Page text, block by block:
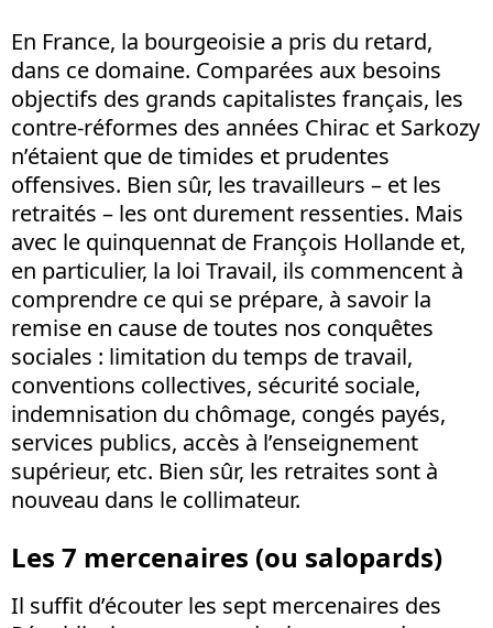
En France, la bourgeoisie a pris du retard,
dans ce domaine. Comparées aux besoins
objectifs des grands capitalistes français, les
contre-réformes des années Chirac et Sarkozy
n’étaient que de timides et prudentes
offensives. Bien sûr, les travailleurs – et les
retraités – les ont durement ressenties. Mais
avec le quinquennat de François Hollande et,
en particulier, la loi Travail, ils commencent à
comprendre ce qui se prépare, à savoir la
remise en cause de toutes nos conquêtes
sociales : limitation du temps de travail,
conventions collectives, sécurité sociale,
indemnisation du chômage, congés payés,
services publics, accès à l’enseignement
supérieur, etc. Bien sûr, les retraites sont à
nouveau dans le collimateur.
Les 7 mercenaires (ou salopards)
Il suffit d’écouter les sept mercenaires des